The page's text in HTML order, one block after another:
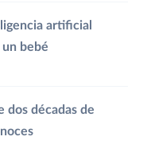
artificial
bebé
dos décadas de